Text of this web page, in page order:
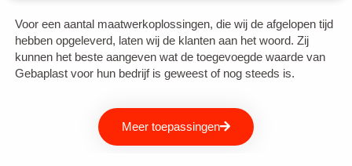
Voor een aantal maatwerkoplossingen, die wij de afgelopen tijd
hebben opgeleverd, laten wij de klanten aan het woord. Zij
kunnen het beste aangeven wat de toegevoegde waarde van
Gebaplast voor hun bedrijf is geweest of nog steeds is.
Meer toepassingen